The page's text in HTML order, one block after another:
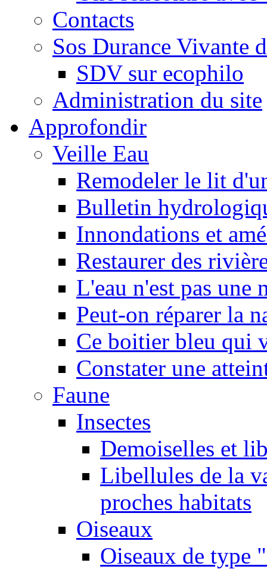
Contacts
Sos Durance Vivante
SDV sur ecophilo
Administration du site
Approfondir
Veille Eau
Remodeler le lit
Bulletin
Innondations et
Restaurer des
L'eau n'est pas une
Peut-on réparer la
Ce boitier bleu qui
Constater une
Faune
Insectes
Demoiselles et
Libellules de la
proches habitats
Oiseaux
Oiseaux de type